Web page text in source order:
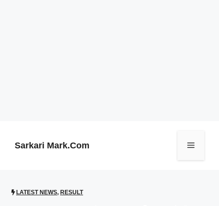
Sarkari Mark.Com Menu
LATEST NEWS, RESULT